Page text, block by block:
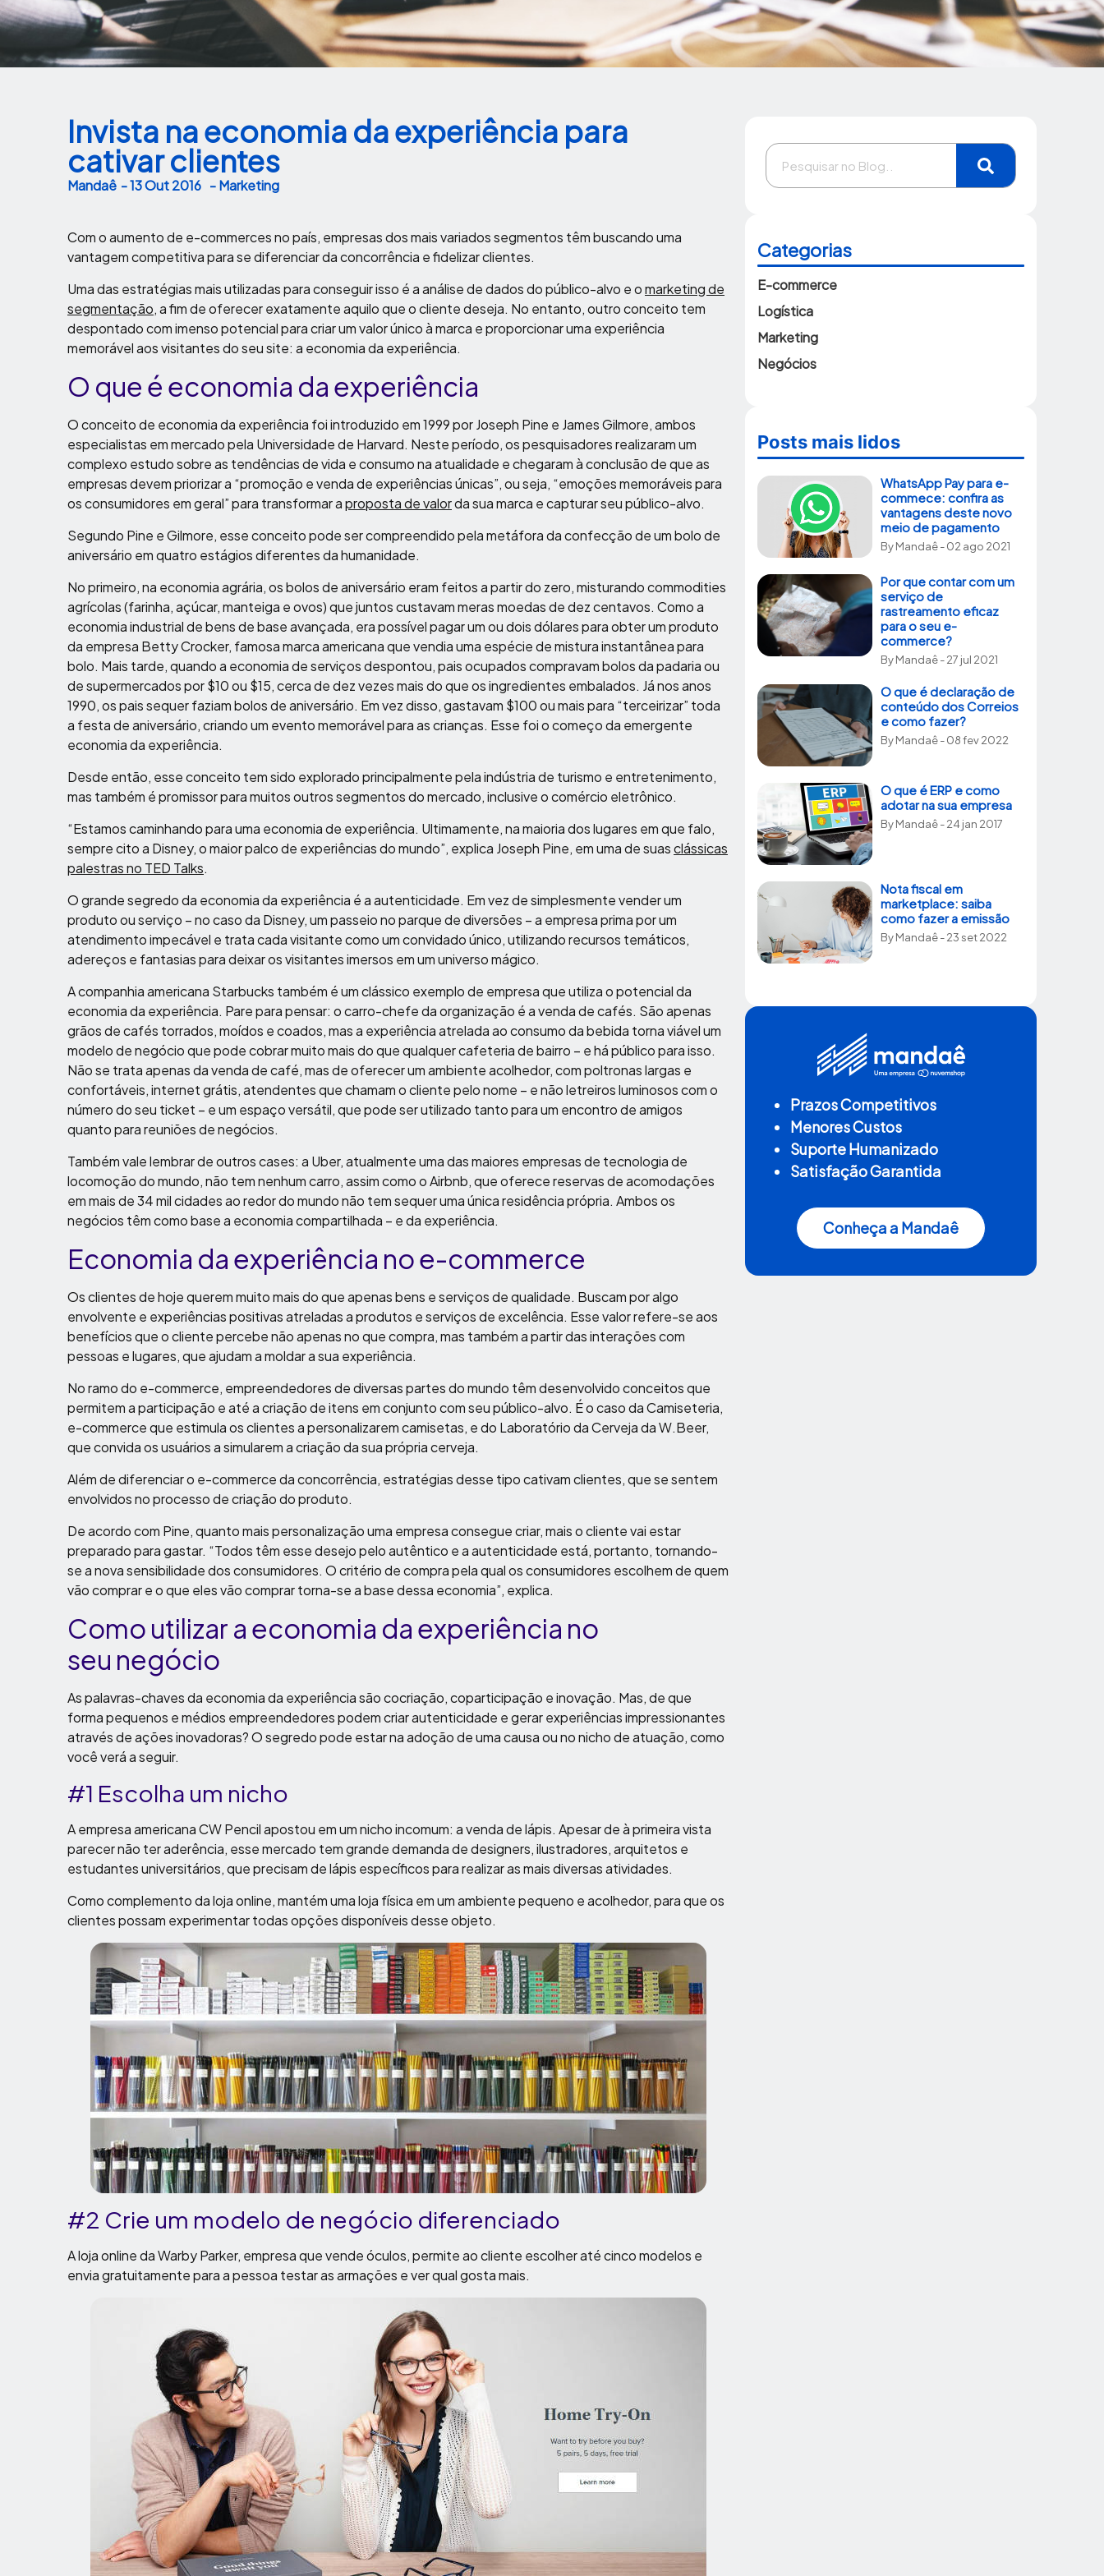
Invista na economia da experiência para
cativar clientes
Mandaê -13 Out 2016 - Marketing
Com o aumento de e-commerces no país, empresas dos mais variados segmentos têm buscando uma
vantagem competitiva para se diferenciar da concorrência e fidelizar clientes.
Uma das estratégias mais utilizadas para conseguir isso é a análise de dados do público-alvo e omarketing de
segmentação, a fim de oferecer exatamente aquilo que o cliente deseja. No entanto, outro conceito tem
despontado com imenso potencial para criar um valor único à marca e proporcionar uma experiência
memorável aos visitantes do seu site: a economia da experiência.
O que é economia da experiência
O conceito de economia da experiência foi introduzido em 1999 por Joseph Pine e James Gilmore, ambos
especialistas em mercado pela Universidade de Harvard. Neste período, os pesquisadores realizaram um
complexo estudo sobre as tendências de vida e consumo na atualidade e chegaram à conclusão de que as
empresas devem priorizar a “promoção e venda de experiências únicas”, ou seja, “emoções memoráveis para
os consumidores em geral” para transformar aproposta de valorda sua marca e capturar seu público-alvo.
Segundo Pine e Gilmore, esse conceito pode ser compreendido pela metáfora da confecção de um bolo de
aniversário em quatro estágios diferentes da humanidade.
No primeiro, na economia agrária, os bolos de aniversário eram feitos a partir do zero, misturando commodities
agrícolas (farinha, açúcar, manteiga e ovos) que juntos custavam meras moedas de dez centavos. Como a
economia industrial de bens de base avançada, era possível pagar um ou dois dólares para obter um produto
da empresa Betty Crocker, famosa marca americana que vendia uma espécie de mistura instantânea para
bolo. Mais tarde, quando a economia de serviços despontou, pais ocupados compravam bolos da padaria ou
de supermercados por $10 ou $15, cerca de dez vezes mais do que os ingredientes embalados. Já nos anos
1990, os pais sequer faziam bolos de aniversário. Em vez disso, gastavam $100 ou mais para “terceirizar” toda
a festa de aniversário, criando um evento memorável para as crianças. Esse foi o começo da emergente
economia da experiência.
Desde então, esse conceito tem sido explorado principalmente pela indústria de turismo e entretenimento,
mas também é promissor para muitos outros segmentos do mercado, inclusive o comércio eletrônico.
“Estamos caminhando para uma economia de experiência. Ultimamente, na maioria dos lugares em que falo,
sempre cito a Disney, o maior palco de experiências do mundo”, explica Joseph Pine, em uma de suasclássicas
palestras no TED Talks.
O grande segredo da economia da experiência é a autenticidade. Em vez de simplesmente vender um
produto ou serviço – no caso da Disney, um passeio no parque de diversões – a empresa prima por um
atendimento impecável e trata cada visitante como um convidado único, utilizando recursos temáticos,
adereços e fantasias para deixar os visitantes imersos em um universo mágico.
A companhia americana Starbucks também é um clássico exemplo de empresa que utiliza o potencial da
economia da experiência. Pare para pensar: o carro-chefe da organização é a venda de cafés. São apenas
grãos de cafés torrados, moídos e coados, mas a experiência atrelada ao consumo da bebida torna viável um
modelo de negócio que pode cobrar muito mais do que qualquer cafeteria de bairro – e há público para isso.
Não se trata apenas da venda de café, mas de oferecer um ambiente acolhedor, com poltronas largas e
confortáveis, internet grátis, atendentes que chamam o cliente pelo nome – e não letreiros luminosos com o
número do seu ticket – e um espaço versátil, que pode ser utilizado tanto para um encontro de amigos
quanto para reuniões de negócios.
Também vale lembrar de outros cases: a Uber, atualmente uma das maiores empresas de tecnologia de
locomoção do mundo, não tem nenhum carro, assim como o Airbnb, que oferece reservas de acomodações
em mais de 34 mil cidades ao redor do mundo não tem sequer uma única residência própria. Ambos os
negócios têm como base a economia compartilhada – e da experiência.
Economia da experiência no e-commerce
Os clientes de hoje querem muito mais do que apenas bens e serviços de qualidade. Buscam por algo
envolvente e experiências positivas atreladas a produtos e serviços de excelência. Esse valor refere-se aos
benefícios que o cliente percebe não apenas no que compra, mas também a partir das interações com
pessoas e lugares, que ajudam a moldar a sua experiência.
No ramo do e-commerce, empreendedores de diversas partes do mundo têm desenvolvido conceitos que
permitem a participação e até a criação de itens em conjunto com seu público-alvo. É o caso da Camiseteria,
e-commerce que estimula os clientes a personalizarem camisetas, e do Laboratório da Cerveja da W.Beer,
que convida os usuários a simularem a criação da sua própria cerveja.
Além de diferenciar o e-commerce da concorrência, estratégias desse tipo cativam clientes, que se sentem
envolvidos no processo de criação do produto.
De acordo com Pine, quanto mais personalização uma empresa consegue criar, mais o cliente vai estar
preparado para gastar. “Todos têm esse desejo pelo autêntico e a autenticidade está, portanto, tornando-
se a nova sensibilidade dos consumidores. O critério de compra pela qual os consumidores escolhem de quem
vão comprar e o que eles vão comprar torna-se a base dessa economia”, explica.
Como utilizar a economia da experiência no
seu negócio
As palavras-chaves da economia da experiência são cocriação, coparticipação e inovação. Mas, de que
forma pequenos e médios empreendedores podem criar autenticidade e gerar experiências impressionantes
através de ações inovadoras? O segredo pode estar na adoção de uma causa ou no nicho de atuação, como
você verá a seguir.
#1 Escolha um nicho
A empresa americana CW Pencil apostou em um nicho incomum: a venda de lápis. Apesar de à primeira vista
parecer não ter aderência, esse mercado tem grande demanda de designers, ilustradores, arquitetos e
estudantes universitários, que precisam de lápis específicos para realizar as mais diversas atividades.
Como complemento da loja online, mantém uma loja física em um ambiente pequeno e acolhedor, para que os
clientes possam experimentar todas opções disponíveis desse objeto.
#2 Crie um modelo de negócio diferenciado
A loja online da Warby Parker, empresa que vende óculos, permite ao cliente escolher até cinco modelos e
envia gratuitamente para a pessoa testar as armações e ver qual gosta mais.
Categorias
E-commerce
Logística
Marketing
Negócios
Posts mais lidos
WhatsApp Pay para e-
commece: confira as
vantagens deste novo
meio de pagamento
ByMandaê- 02 ago 2021
Por que contar com um
serviço de
rastreamento eficaz
para o seu e-
commerce?
ByMandaê- 27 jul 2021
O que é declaração de
conteúdo dos Correios
e como fazer?
ByMandaê- 08 fev 2022
O que é ERP e como
adotar na sua empresa
ByMandaê- 24 jan 2017
Nota fiscal em
marketplace: saiba
como fazer a emissão
ByMandaê- 23 set 2022
Prazos Competitivos
Menores Custos
Suporte Humanizado
Satisfação Garantida
Conheça a Mandaê